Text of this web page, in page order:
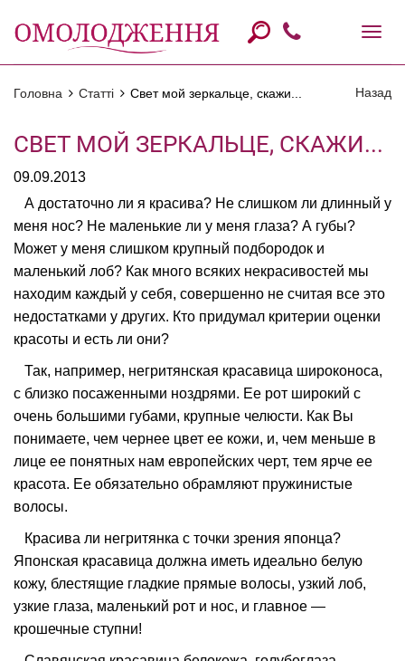
Назад
Головна Статті Свет мой зеркальце, скажи...
СВЕТ МОЙ ЗЕРКАЛЬЦЕ, СКАЖИ...
09.09.2013
А достаточно ли я красива? Не слишком ли длинный у
меня нос? Не маленькие ли у меня глаза? А губы?
Может у меня слишком крупный подбородок и
маленький лоб? Как много всяких некрасивостей мы
находим каждый у себя, совершенно не считая все это
недостатками у других. Кто придумал критерии оценки
красоты и есть ли они?
Так, например, негритянская красавица широконоса,
с близко посаженными ноздрями. Ее рот широкий с
очень большими губами, крупные челюсти. Как Вы
понимаете, чем чернее цвет ее кожи, и, чем меньше в
лице ее понятных нам европейских черт, тем ярче ее
красота. Ее обязательно обрамляют пружинистые
волосы.
Красива ли негритянка с точки зрения японца?
Японская красавица должна иметь идеально белую
кожу, блестящие гладкие прямые волосы, узкий лоб,
узкие глаза, маленький рот и нос, и главное —
крошечные ступни!